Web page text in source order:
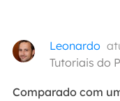
Leonardo
Tutoriais do
Comparado com